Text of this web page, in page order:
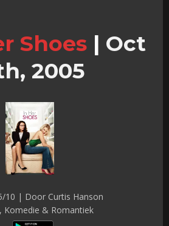
Shoes | Oct
2005
10 | Door Curtis Hanson
Komedie & Romantiek